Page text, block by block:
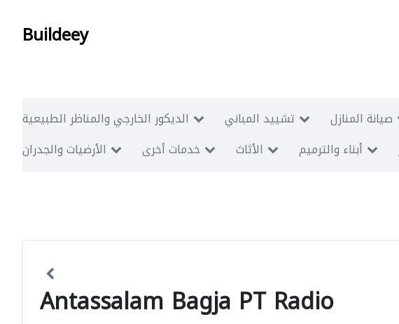
Buildeey
الديكور الخارجي والمناظر الطبيعية تشييد المباني صيانة المنازل
الأرضيات والجدران
خدمات أخرى الأثاث أبناء والترميم
Antassalam Bagja PT Radio